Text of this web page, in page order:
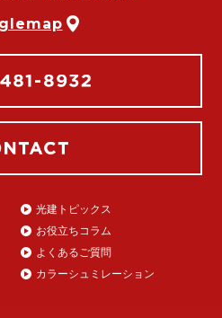
光建トピックス
お役立ちコラム
よくあるご質問
カラーシュミレーション